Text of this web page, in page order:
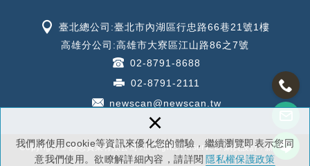
我們將使用cookie等資訊來優化您的體驗，繼續瀏覽即表示您同
意我們使用。欲瞭解詳細內容，請詳閱 隱私權保護政策
×
臺北總公司:臺北市內湖區行忠路66巷21號1樓
高雄分公司:高雄市大寮區江山路86之7號
02-8791-8688
02-8791-2111
newscan@newscan.tw
Copyright © 縯忠實業有限公司 All Rights Reserved. 網頁設計 : 新視野